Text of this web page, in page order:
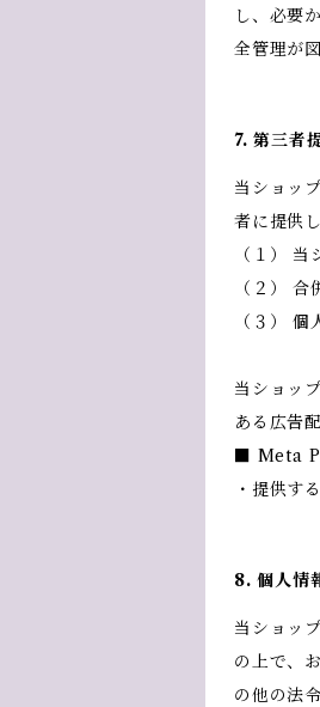
し、必要
全管理が
7. 第三者
当ショッ
者に提供
（１）
（２）
（３）
当ショッ
ある広告
■ Meta
・提供す
8. 個人情
当ショッ
の上で、
の他の法